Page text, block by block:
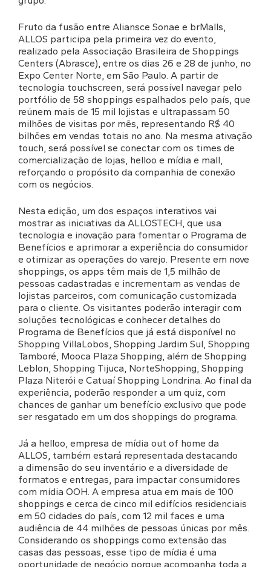
Fruto da fusão entre Aliansce Sonae e brMalls,
ALLOS participa pela primeira vez do evento,
realizado pela Associação Brasileira de Shoppings
Centers (Abrasce), entre os dias 26 e 28 de junho, no
Expo Center Norte, em São Paulo. A partir de
tecnologia touchscreen, será possível navegar pelo
portfólio de 58 shoppings espalhados pelo país, que
reúnem mais de 15 mil lojistas e ultrapassam 50
milhões de visitas por mês, representando R$ 40
bilhões em vendas totais no ano. Na mesma ativação
touch, será possível se conectar com os times de
comercialização de lojas, helloo e mídia e mall,
reforçando o propósito da companhia de conexão
com os negócios.
Nesta edição, um dos espaços interativos vai
mostrar as iniciativas da ALLOSTECH, que usa
tecnologia e inovação para fomentar o Programa de
Benefícios e aprimorar a experiência do consumidor
e otimizar as operações do varejo. Presente em nove
shoppings, os apps têm mais de 1,5 milhão de
pessoas cadastradas e incrementam as vendas de
lojistas parceiros, com comunicação customizada
para o cliente. Os visitantes poderão interagir com
soluções tecnológicas e conhecer detalhes do
Programa de Benefícios que já está disponível no
Shopping VillaLobos, Shopping Jardim Sul, Shopping
Tamboré, Mooca Plaza Shopping, além de Shopping
Leblon, Shopping Tijuca, NorteShopping, Shopping
Plaza Niterói e Catuaí Shopping Londrina. Ao final da
experiência, poderão responder a um quiz, com
chances de ganhar um benefício exclusivo que pode
ser resgatado em um dos shoppings do programa.
Já a helloo, empresa de mídia out of home da
ALLOS, também estará representada destacando
a dimensão do seu inventário e a diversidade de
formatos e entregas, para impactar consumidores
com mídia OOH. A empresa atua em mais de 100
shoppings e cerca de cinco mil edifícios residenciais
em 50 cidades do país, com 12 mil faces e uma
audiência de 44 milhões de pessoas únicas por mês.
Considerando os shoppings como extensão das
casas das pessoas, esse tipo de mídia é uma
oportunidade de negócio porque acompanha toda a